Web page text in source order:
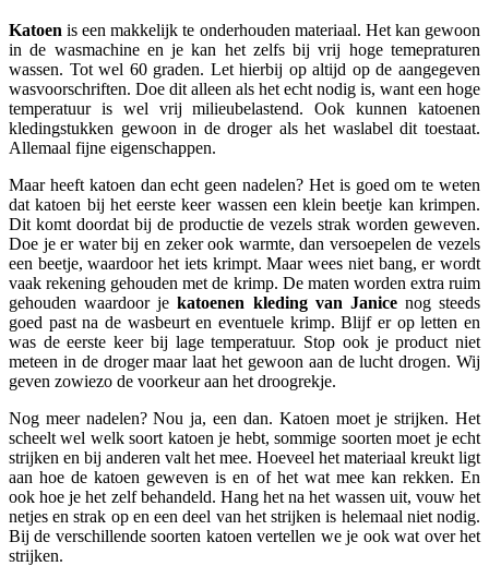
Katoen is een makkelijk te onderhouden materiaal. Het kan gewoon
in de wasmachine en je kan het zelfs bij vrij hoge temepraturen
wassen. Tot wel 60 graden. Let hierbij op altijd op de aangegeven
wasvoorschriften. Doe dit alleen als het echt nodig is, want een hoge
temperatuur is wel vrij milieubelastend. Ook kunnen katoenen
kledingstukken gewoon in de droger als het waslabel dit toestaat.
Allemaal fijne eigenschappen.
Maar heeft katoen dan echt geen nadelen? Het is goed om te weten
dat katoen bij het eerste keer wassen een klein beetje kan krimpen.
Dit komt doordat bij de productie de vezels strak worden geweven.
Doe je er water bij en zeker ook warmte, dan versoepelen de vezels
een beetje, waardoor het iets krimpt. Maar wees niet bang, er wordt
vaak rekening gehouden met de krimp. De maten worden extra ruim
gehouden waardoor jekatoenen kleding van Janicenog steeds
goed past na de wasbeurt en eventuele krimp. Blijf er op letten en
was de eerste keer bij lage temperatuur. Stop ook je product niet
meteen in de droger maar laat het gewoon aan de lucht drogen. Wij
geven zowiezo de voorkeur aan het droogrekje.
Nog meer nadelen? Nou ja, een dan. Katoen moet je strijken. Het
scheelt wel welk soort katoen je hebt, sommige soorten moet je echt
strijken en bij anderen valt het mee. Hoeveel het materiaal kreukt ligt
aan hoe de katoen geweven is en of het wat mee kan rekken. En
ook hoe je het zelf behandeld. Hang het na het wassen uit, vouw het
netjes en strak op en een deel van het strijken is helemaal niet nodig.
Bij de verschillende soorten katoen vertellen we je ook wat over het
strijken.